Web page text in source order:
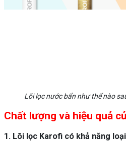
Lõi lọc nước bẩn như thế nào
Chất lượng và hiệu quả
1. Lõi lọc Karofi có khả năng